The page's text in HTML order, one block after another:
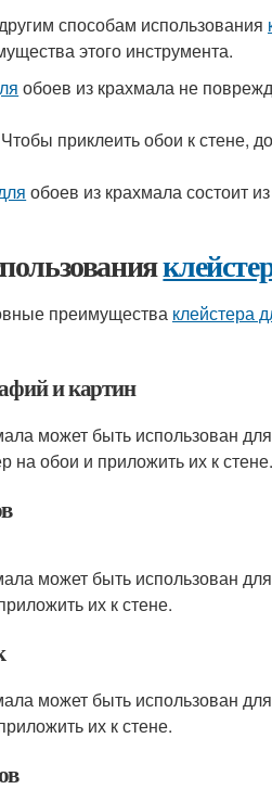
способам использования
этого инструмента.
обоев из крахмала не
приклеить обои к стене,
обоев из крахмала состоит
преимущества клейстера
и картин
может быть использован
на обои и приложить их к стене.
может быть использован
их к стене.
может быть использован
их к стене.